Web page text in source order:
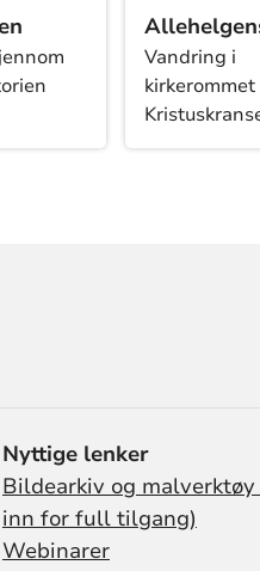
Vandring i
kirkerommet
Nyttige lenker
Bildearkiv og
inn for full tilgang)
Webinarer